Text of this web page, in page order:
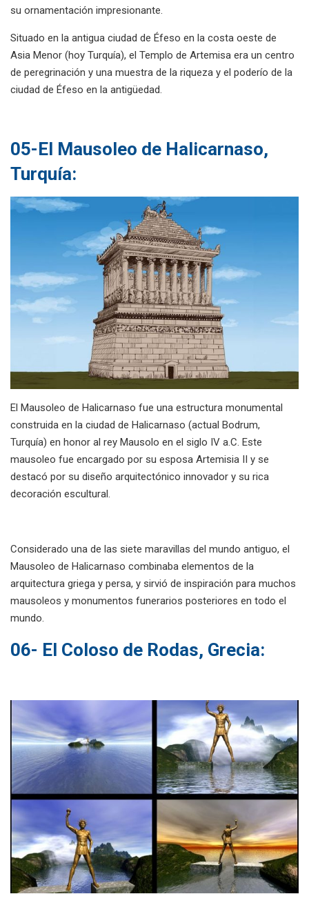
su ornamentación impresionante.
Situado en la antigua ciudad de Éfeso en la costa oeste de
Asia Menor (hoy Turquía), el Templo de Artemisa era un centro
de peregrinación y una muestra de la riqueza y el poderío de la
ciudad de Éfeso en la antigüedad.
05-El Mausoleo de Halicarnaso,
Turquía:
El Mausoleo de Halicarnaso fue una estructura monumental
construida en la ciudad de Halicarnaso (actual Bodrum,
Turquía) en honor al rey Mausolo en el siglo IV a.C. Este
mausoleo fue encargado por su esposa Artemisia II y se
destacó por su diseño arquitectónico innovador y su rica
decoración escultural.
Considerado una de las siete maravillas del mundo antiguo, el
Mausoleo de Halicarnaso combinaba elementos de la
arquitectura griega y persa, y sirvió de inspiración para muchos
mausoleos y monumentos funerarios posteriores en todo el
mundo.
06- El Coloso de Rodas, Grecia: